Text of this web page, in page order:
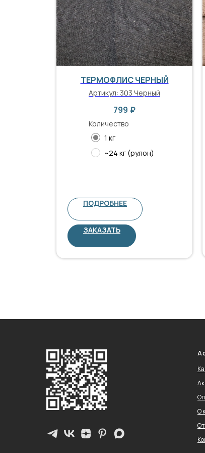
ТЕРМОФЛИС ЧЕРНЫЙ
Артикул: 303 Черный
799 ₽
Количество
1 кг
~24 кг (рулон)
ПОДРОБНЕЕ
ЗАКАЗАТЬ
О